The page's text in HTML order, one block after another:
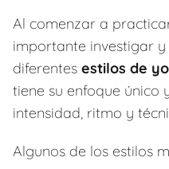
Al comenzar a
importante investigar
diferentes estilos de
tiene su enfoque único
intensidad, ritmo y
Algunos de los estilos